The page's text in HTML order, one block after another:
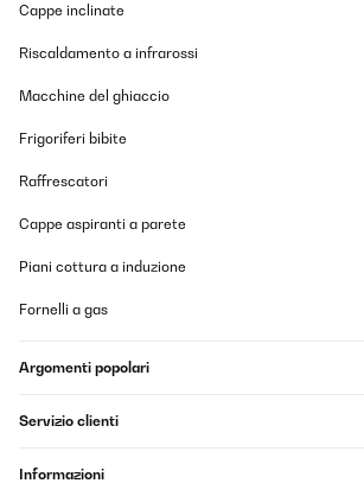
Cappe inclinate
Riscaldamento a infrarossi
Macchine del ghiaccio
Frigoriferi bibite
Raffrescatori
Cappe aspiranti a parete
Piani cottura a induzione
Fornelli a gas
Argomenti popolari
Servizio clienti
Informazioni